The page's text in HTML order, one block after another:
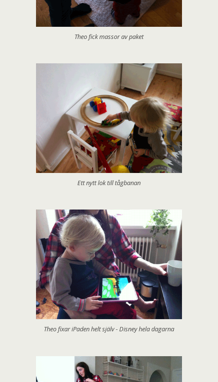
Theo fick massor av paket
Ett nytt lok till tågbanan
Theo fixar iPaden helt själv - Disney hela dagarna